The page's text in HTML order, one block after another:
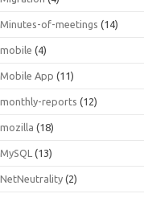
Minutes-of-meetings (14)
mobile (4)
Mobile App (11)
monthly-reports (12)
mozilla (18)
MySQL (13)
NetNeutrality (2)